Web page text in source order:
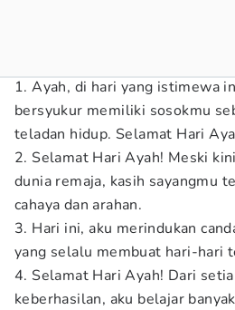
1. Ayah, di hari yang istimewa
bersyukur memiliki sosokmu
teladan hidup. Selamat Hari
2. Selamat Hari Ayah! Meski
dunia remaja, kasih sayangmu
cahaya dan arahan.
3. Hari ini, aku merindukan
yang selalu membuat hari-hari
4. Selamat Hari Ayah! Dari
keberhasilan, aku belajar